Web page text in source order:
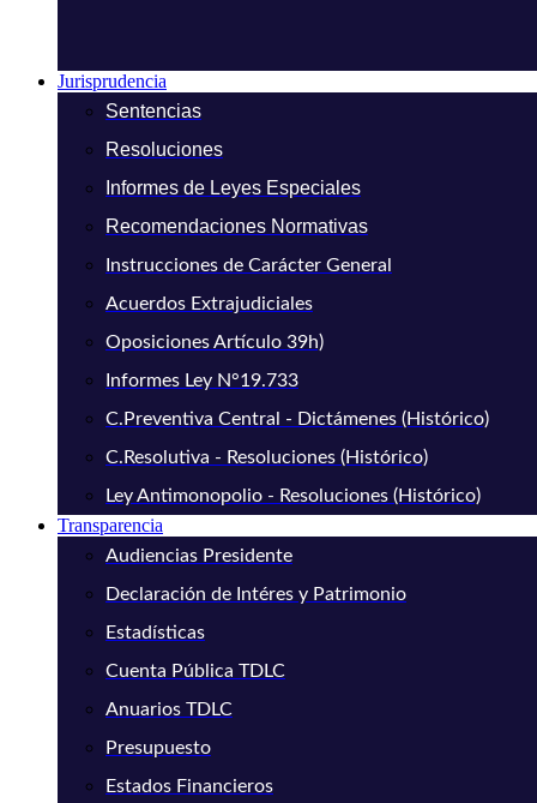
Jurisprudencia
Sentencias
Resoluciones
Informes de Leyes Especiales
Recomendaciones Normativas
Instrucciones de Carácter General
Acuerdos Extrajudiciales
Oposiciones Artículo 39h)
Informes Ley N°19.733
C.Preventiva Central - Dictámenes (Histórico)
C.Resolutiva - Resoluciones (Histórico)
Ley Antimonopolio - Resoluciones (Histórico)
Transparencia
Audiencias Presidente
Declaración de Intéres y Patrimonio
Estadísticas
Cuenta Pública TDLC
Anuarios TDLC
Presupuesto
Estados Financieros